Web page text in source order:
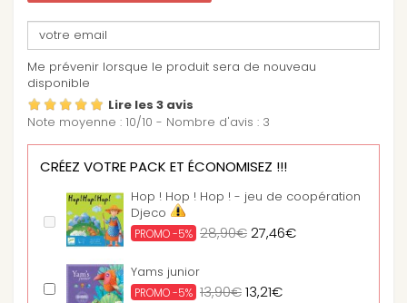
Me prévenir lorsque le produit sera de nouveau
disponible
Lire les 3 avis
Note moyenne : 10/10 - Nombre d'avis : 3
CRÉEZ VOTRE PACK ET ÉCONOMISEZ !!!
Hop ! Hop ! Hop ! - jeu de coopération
Djeco
PROMO -5% 28,90€27,46€
Yams junior
PROMO -5% 13,90€13,21€